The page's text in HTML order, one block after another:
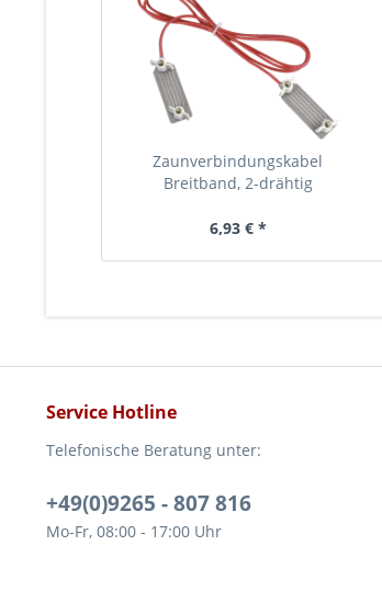
Zaunverbindungskabel
Breitband, 2-drähtig
6,93 € *
Service Hotline
Telefonische Beratung unter:
+49(0)9265 - 807 816
Mo-Fr, 08:00 - 17:00 Uhr